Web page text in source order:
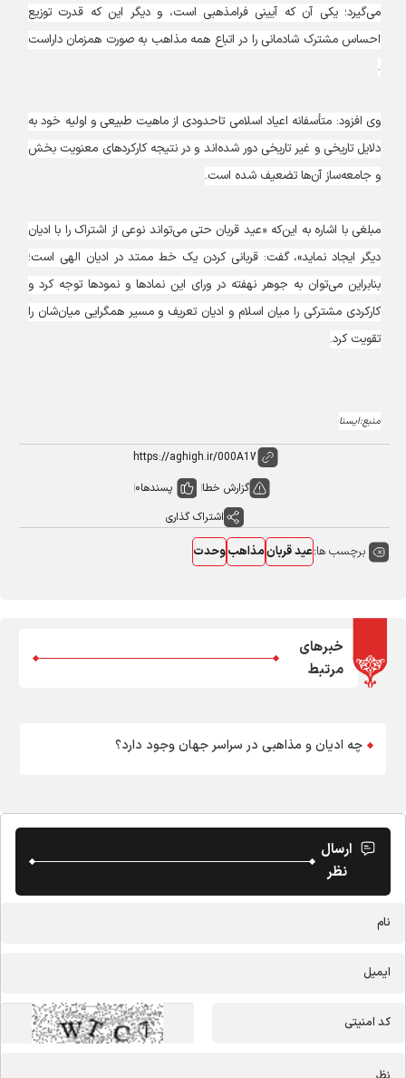
می‌گیرد؛ یکی آن که آیینی فرامذهبی است، و دیگر این که قدرت توزیع
احساس مشترک شادمانی را در اتباع همه مذاهب به صورت همزمان داراست
وی افزود: متأسفانه اعیاد اسلامی تاحدودی از ماهیت طبیعی و اولیه خود به
دلایل تاریخی و غیر تاریخی دور شده‌اند و در نتیجه کارکردهای معنویت بخش
و جامعه‌ساز آن‌ها تضعیف شده است.
مبلغی با اشاره به این‌که «عید قربان حتی می‌تواند نوعی از اشتراک را با ادیان
دیگر ایجاد نماید»، گفت: قربانی کردن یک خط ممتد در ادیان الهی است؛
بنابراین می‌توان به جوهر نهفته در ورای این نمادها و نمودها توجه کرد و
کارکردی مشترکی را میان اسلام و ادیان تعریف و مسیر همگرایی میان‌شان را
تقویت کرد.
منبع:ایسنا
گزارش خطا پسندها0
اشتراک گذاری
برچسب ها:عید قربانمذاهبوحدت
خبرهای
مرتبط
چه ادیان و مذاهبی در سراسر جهان وجود دارد؟
ارسال
نظر